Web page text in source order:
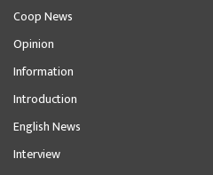
Coop News
Opinion
Information
Introduction
English News
Interview